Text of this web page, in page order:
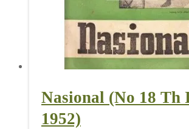
Nasional (No 18 Th
1952)